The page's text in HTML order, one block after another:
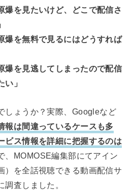
爆を見たいけど、どこで配信さ
爆を無料で見るにはどうすれば
爆を見逃してしまったので配信
」
しょうか？実際、Googleなど
報は間違っているケースも多
ビス情報を詳細に把握するのは
、MOMOSE編集部にてアイン
）を全話視聴できる動画配信サ
査しました。